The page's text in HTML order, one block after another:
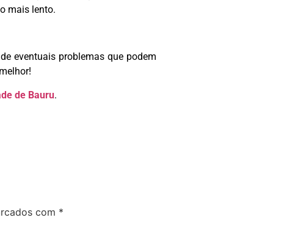
mais lento.
eventuais problemas que podem
de Bauru.
com *